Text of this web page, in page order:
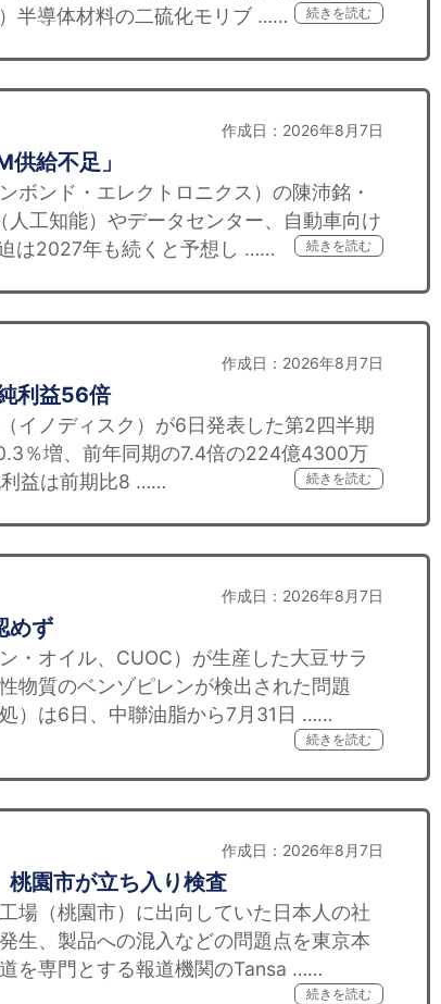
半導体材料の二硫化モリブ ……
続きを読む
作成日：2026年8月7日
給不足」
ンド・エレクトロニクス）の陳沛銘・
工知能）やデータセンター、自動車向け
は2027年も続くと予想し ……
続きを読む
作成日：2026年8月7日
利益56倍
イノディスク）が6日発表した第2四半期
％増、前年同期の7.4倍の224億4300万
利益は前期比8 ……
続きを読む
作成日：2026年8月7日
めず
・オイル、CUOC）が生産した大豆サラ
物質のベンゾピレンが検出された問題
）は6日、中聯油脂から7月31日 ……
続きを読む
作成日：2026年8月7日
桃園市が立ち入り検査
場（桃園市）に出向していた日本人の社
生、製品への混入などの問題点を東京本
を専門とする報道機関のTansa ……
続きを読む